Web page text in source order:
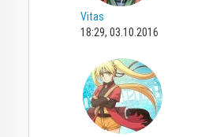
Vitas
18:29, 03.10.2016